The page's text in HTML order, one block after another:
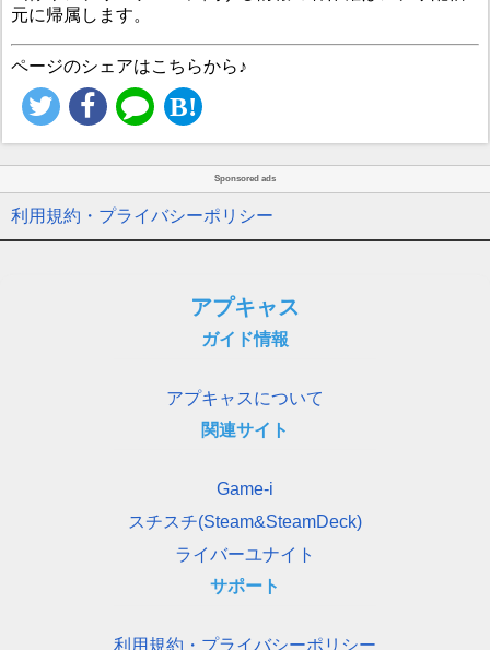
元に帰属します。
ページのシェアはこちらから♪
Sponsored ads
利用規約・プライバシーポリシー
アプキャス
ガイド情報
アプキャスについて
関連サイト
Game-i
スチスチ(Steam&SteamDeck)
ライバーユナイト
サポート
利用規約・プライバシーポリシー